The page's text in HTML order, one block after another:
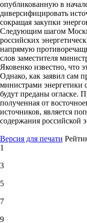
опубликованную в
диверсифицировать
сокращая закупки
Следующим шагом
российских
напрямую
слов заместителя
Яковенко известно, что
Однако, как заявил сам
министрами энергетики
будут преданы огласке.
полученная от
источников, является
содержания российской
Версия для печати
1
3
5
7
9